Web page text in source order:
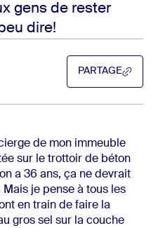
gens de rester
dire!
PARTAGE
PARTAGE
de mon immeuble
sur le trottoir de béton
a 36 ans, ça ne devrait
je pense à tous les
en train de faire la
gros sel sur la couche